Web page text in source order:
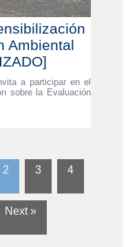
Ambiental
a participar en el
sobre la Evaluación
2 3 4
Next »